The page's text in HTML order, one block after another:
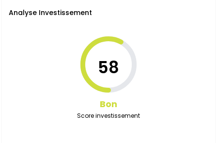
Analyse Investissement
58
Bon
Score investissement